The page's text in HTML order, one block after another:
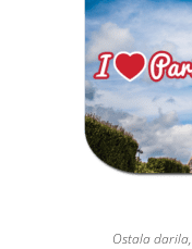
Ostala darila,